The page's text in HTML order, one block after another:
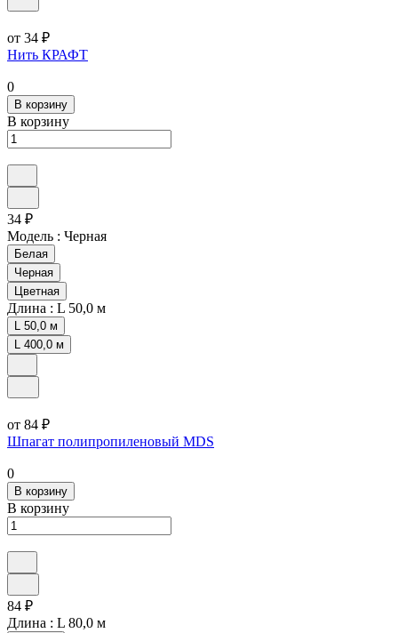
от 34 ₽
Нить КРАФТ
0
В корзину
В корзину
34 ₽
Модель : Черная
Белая
Черная
Цветная
Длина : L 50,0 м
L 50,0 м
L 400,0 м
от 84 ₽
Шпагат полипропиленовый MDS
0
В корзину
В корзину
84 ₽
Длина : L 80,0 м